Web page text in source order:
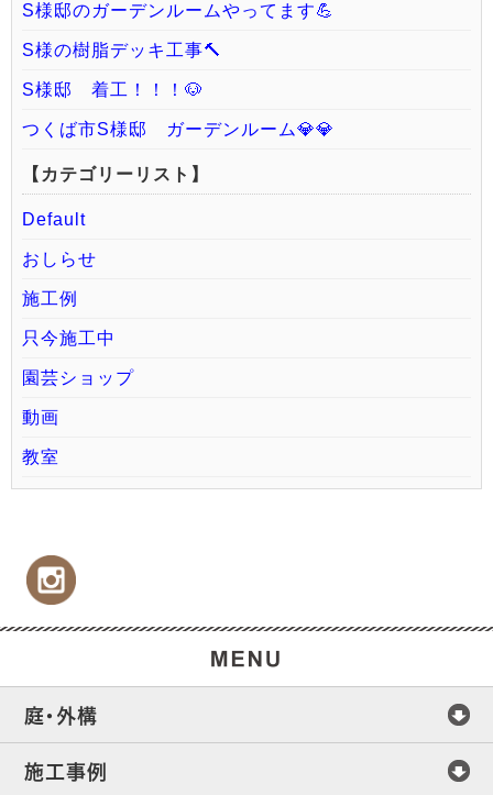
S様邸のガーデンルームやってます💪
S様の樹脂デッキ工事🔨
S様邸 着工！！！🐶
つくば市S様邸 ガーデンルーム💎💎
【カテゴリーリスト】
Default
おしらせ
施工例
只今施工中
園芸ショップ
動画
教室
庭・外構
施工事例